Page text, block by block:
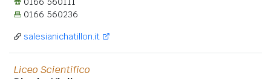
0166 560236
salesianichatillon.it
Liceo Scientifico